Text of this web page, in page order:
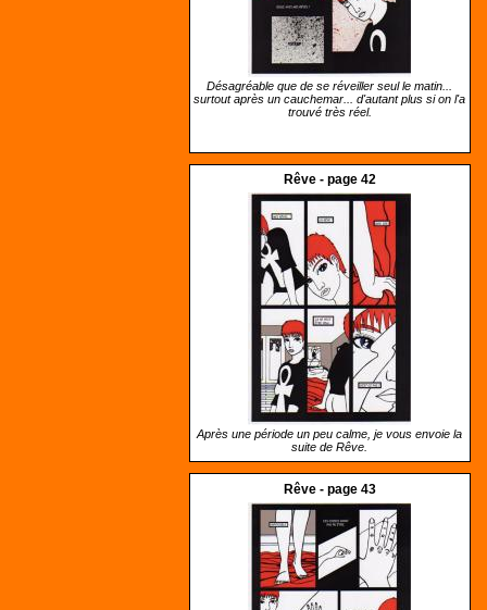
Désagréable que de se réveiller seul le matin...
surtout après un cauchemar... d'autant plus si on l'a
trouvé très réel.
Rêve - page 42
Après une période un peu calme, je vous envoie la
suite de Rêve.
Rêve - page 43